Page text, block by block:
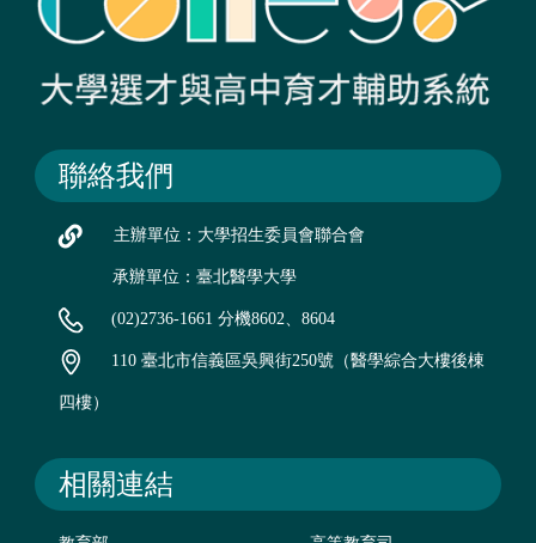
聯絡我們
主辦單位：大學招生委員會聯合會
承辦單位：臺北醫學大學
(02)2736-1661 分機8602、8604
110 臺北市信義區吳興街250號（醫學綜合大樓後棟
四樓）
相關連結